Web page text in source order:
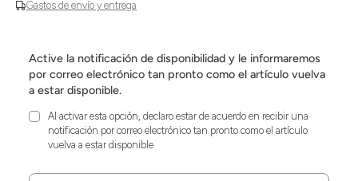
Gastos de envío y entrega
Active la notificación de disponibilidad y le informaremos
por correo electrónico tan pronto como el artículo vuelva
a estar disponible.
Al activar esta opción, declaro estar de acuerdo en recibir una
notificación por correo electrónico tan pronto como el artículo
vuelva a estar disponible